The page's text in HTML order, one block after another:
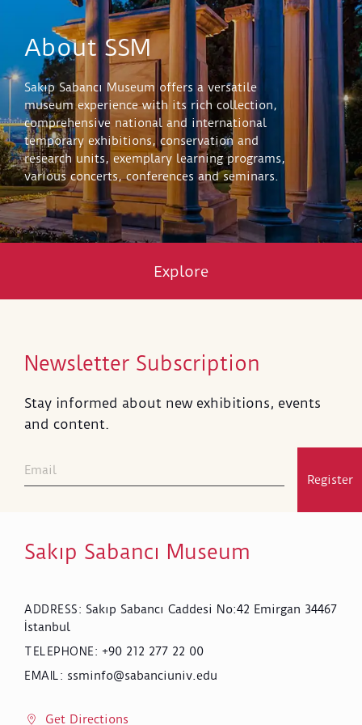
About SSM
Sakıp Sabancı Museum offers a versatile
museum experience with its rich collection,
comprehensive national and international
temporary exhibitions, conservation and
research units, exemplary learning programs,
various concerts, conferences and seminars.
Explore
Newsletter Subscription
Stay informed about new exhibitions, events
and content.
Register
Sakıp Sabancı Museum
ADDRESS: Sakıp Sabancı Caddesi No:42 Emirgan 34467
İstanbul
TELEPHONE: +90 212 277 22 00
EMAIL : ssminfo@sabanciuniv.edu
Get Directions